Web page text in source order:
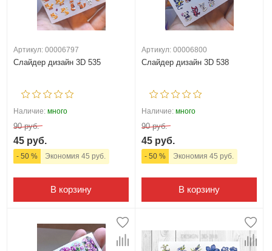
Артикул: 00006797
Слайдер дизайн 3D 535
Наличие: много
90 руб.
45 руб.
- 50 % Экономия 45 руб.
В корзину
Артикул: 00006800
Слайдер дизайн 3D 538
Наличие: много
90 руб.
45 руб.
- 50 % Экономия 45 руб.
В корзину